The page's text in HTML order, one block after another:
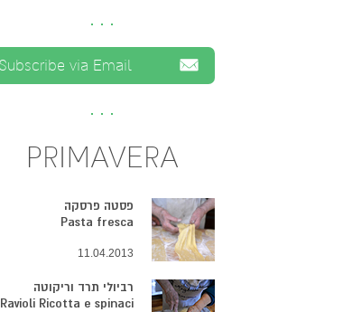
PRIMAVERA
פסטה פרסקה
Pasta fresca
11.04.2013
רביולי תרד וריקוטה
Ravioli Ricotta e spinaci